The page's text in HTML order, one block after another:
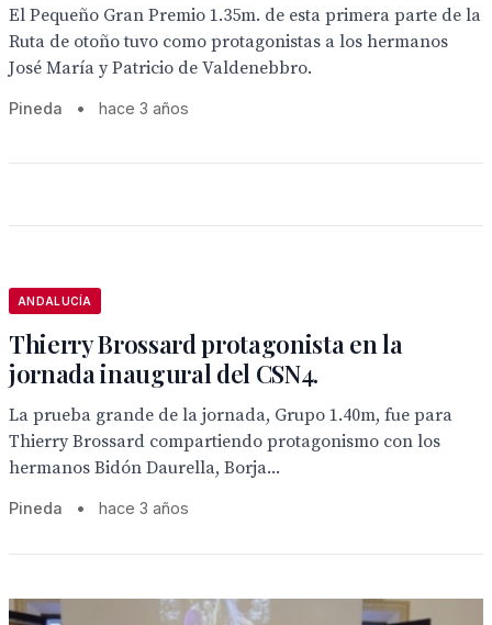
El Pequeño Gran Premio 1.35m. de esta primera parte de la
Ruta de otoño tuvo como protagonistas a los hermanos
José María y Patricio de Valdenebbro.
Pineda • hace 3 años
ANDALUCÍA
Thierry Brossard protagonista en la
jornada inaugural del CSN4.
La prueba grande de la jornada, Grupo 1.40m, fue para
Thierry Brossard compartiendo protagonismo con los
hermanos Bidón Daurella, Borja...
Pineda • hace 3 años